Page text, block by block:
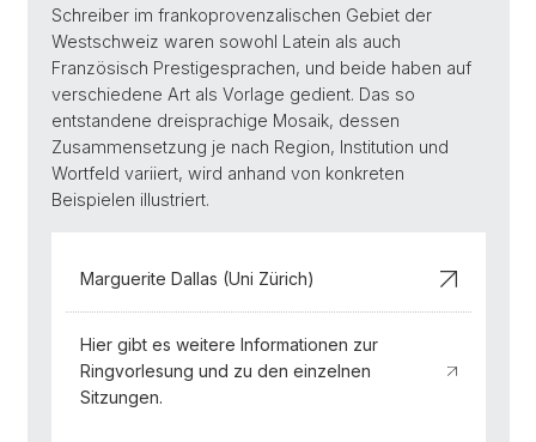
Schreiber im frankoprovenzalischen Gebiet der
Westschweiz waren sowohl Latein als auch
Französisch Prestigesprachen, und beide haben auf
verschiedene Art als Vorlage gedient. Das so
entstandene dreisprachige Mosaik, dessen
Zusammensetzung je nach Region, Institution und
Wortfeld variiert, wird anhand von konkreten
Beispielen illustriert.
Marguerite Dallas (Uni Zürich)
Hier gibt es weitere Informationen zur
Ringvorlesung und zu den einzelnen
Sitzungen.